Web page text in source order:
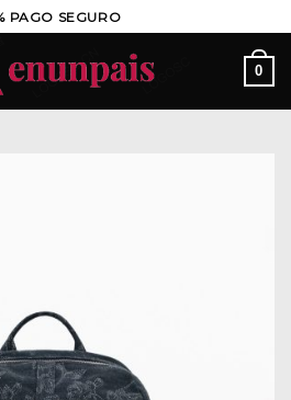
PAGO SEGURO
0